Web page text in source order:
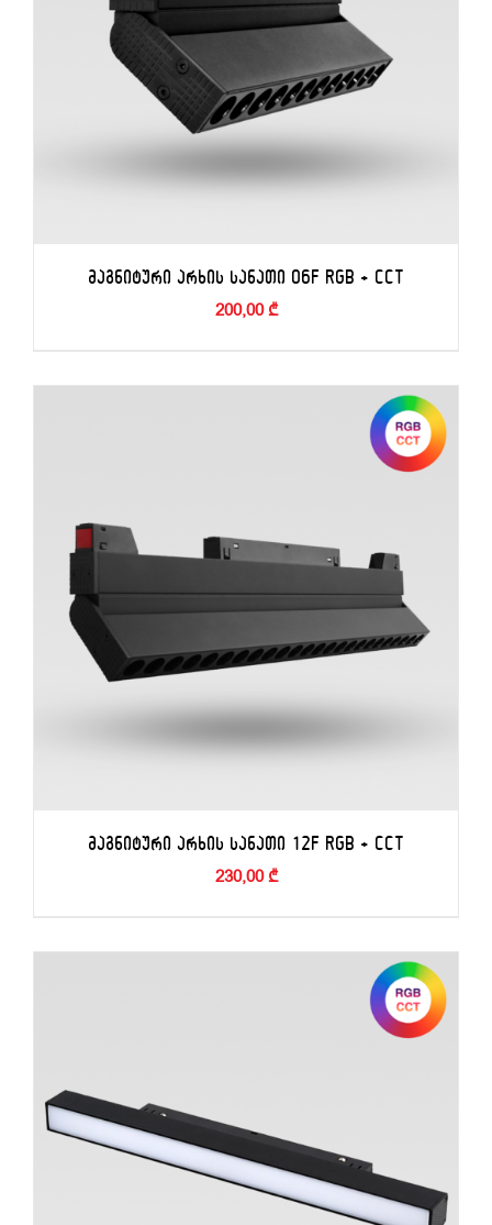
ᲓᲔᲢᲐᲚᲔᲑᲘ
ᲛᲐᲒᲜᲘᲢᲣᲠᲘ ᲐᲠᲮᲘᲡ ᲡᲐᲜᲐᲗᲘ 06F RGB + CCT
200,00₾
ᲓᲔᲢᲐᲚᲔᲑᲘ
ᲛᲐᲒᲜᲘᲢᲣᲠᲘ ᲐᲠᲮᲘᲡ ᲡᲐᲜᲐᲗᲘ 12F RGB + CCT
230,00₾